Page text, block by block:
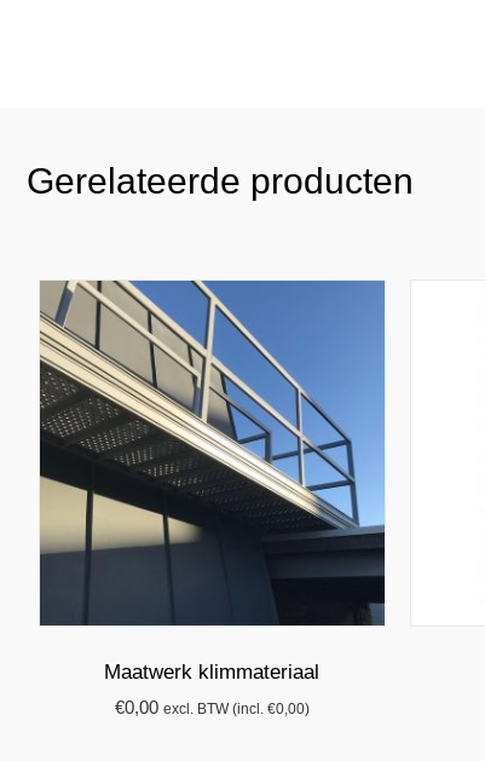
Gerelateerde producten
Maatwerk klimmateriaal
€0,00 excl. BTW (incl. €0,00)